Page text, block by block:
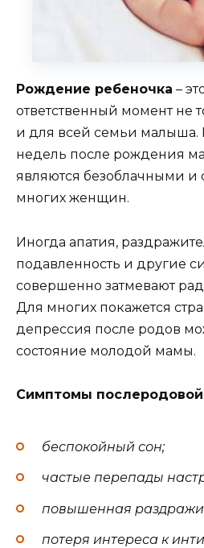
Рождение ребеночка –
ответственный момент не
и для всей семьи малыша.
недель после рождения
являются безоблачными и
многих женщин.
Иногда апатия,
подавленность и другие
совершенно затмевают
Для многих покажется
депрессия после родов
состояние молодой мамы.
Симптомы
беспокойный сон;
частые перепады
повышенная
потеря интереса к